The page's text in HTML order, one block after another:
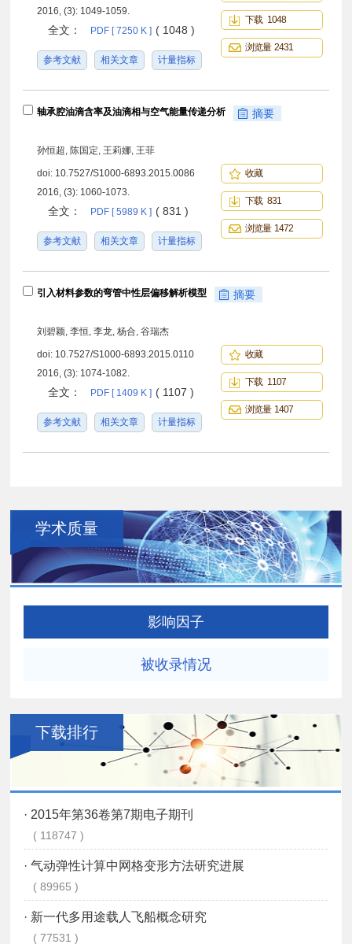
2016, (3): 1049-1059.
全文： PDF [ 7250 K ] ( 1048 )
参考文献 相关文章 计量指标
下载 1048
浏览量 2431
轴承腔油滴含率及油滴相与空气能量传递分析 摘要
孙恒超, 陈国定, 王莉娜, 王菲
doi: 10.7527/S1000-6893.2015.0086
2016, (3): 1060-1073.
全文： PDF [ 5989 K ] ( 831 )
参考文献 相关文章 计量指标
收藏
下载 831
浏览量 1472
引入材料参数的弯管中性层偏移解析模型 摘要
刘碧颖, 李恒, 李龙, 杨合, 谷瑞杰
doi: 10.7527/S1000-6893.2015.0110
2016, (3): 1074-1082.
全文： PDF [ 1409 K ] ( 1107 )
参考文献 相关文章 计量指标
收藏
下载 1107
浏览量 1407
学术质量
影响因子
被收录情况
下载排行